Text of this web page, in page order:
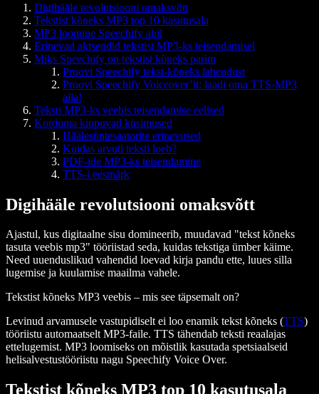
Digihääle revolutsiooni omaksvõtt
Tekstist kõneks MP3 top 10 kasutusala
MP3 loomine Speechify abil
Erinevad aktsendid tekstist MP3-ks teisendamisel
Miks Speechify on tekstist kõneks parim
Proovi Speechify tekst-kõneks lahendust
Proovi Speechify Voiceover’it: laadi oma TTS-MP3
alla!
Teksti MP3-ks veebis teisendamise eelised
Korduma kippuvad küsimused
Häälesüntesaatorite erinevused
Kuidas arvuti teksti loeb?
PDF-ide MP3-ks teisendamine
TTS-i eesmärk
Digihääle revolutsiooni omaksvõtt
Ajastul, kus digitaalne sisu domineerib, muudavad "tekst kõneks
tasuta veebis mp3" tööriistad seda, kuidas tekstiga ümber käime.
Need uuenduslikud vahendid loevad kirja pandu ette, luues silla
lugemise ja kuulamise maailma vahele.
Tekstist kõneks MP3 veebis – mis see täpsemalt on?
Levinud arvamusele vastupidiselt ei loo enamik tekst kõneks (TTS)
tööriistu automaatselt MP3-faile. TTS tähendab teksti reaalajas
ettelugemist. MP3 loomiseks on mõistlik kasutada spetsiaalseid
helisalvestustööriistu nagu Speechify Voice Over.
Tekstist kõneks MP3 top 10 kasutusala